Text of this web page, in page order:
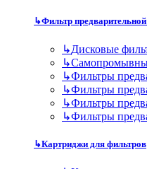
↳Фильтр
↳Дисковые
↳
↳Фильтры
↳Фильтры
↳Фильтры
↳Фильтры
↳Картриджи для фильтров